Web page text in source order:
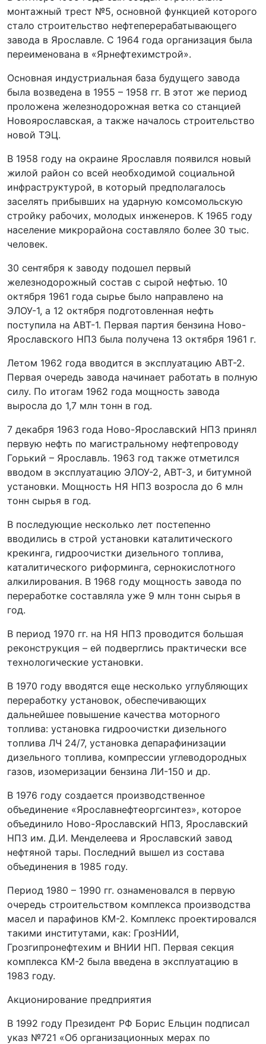
монтажный трест №5, основной функцией которого
стало строительство нефтеперерабатывающего
завода в Ярославле. С 1964 года организация была
переименована в «Ярнефтехимстрой».
Основная индустриальная база будущего завода
была возведена в 1955 – 1958 гг. В этот же период
проложена железнодорожная ветка со станцией
Новоярославская, а также началось строительство
новой ТЭЦ.
В 1958 году на окраине Ярославля появился новый
жилой район со всей необходимой социальной
инфраструктурой, в который предполагалось
заселять прибывших на ударную комсомольскую
стройку рабочих, молодых инженеров. К 1965 году
население микрорайона составляло более 30 тыс.
человек.
30 сентября к заводу подошел первый
железнодорожный состав с сырой нефтью. 10
октября 1961 года сырье было направлено на
ЭЛОУ-1, а 12 октября подготовленная нефть
поступила на АВТ-1. Первая партия бензина Ново-
Ярославского НПЗ была получена 13 октября 1961 г.
Летом 1962 года вводится в эксплуатацию АВТ-2.
Первая очередь завода начинает работать в полную
силу. По итогам 1962 года мощность завода
выросла до 1,7 млн тонн в год.
7 декабря 1963 года Ново-Ярославский НПЗ принял
первую нефть по магистральному нефтепроводу
Горький – Ярославль. 1963 год также отметился
вводом в эксплуатацию ЭЛОУ-2, АВТ-3, и битумной
установки. Мощность НЯ НПЗ возросла до 6 млн
тонн сырья в год.
В последующие несколько лет постепенно
вводились в строй установки каталитического
крекинга, гидроочистки дизельного топлива,
каталитического риформинга, сернокислотного
алкилирования. В 1968 году мощность завода по
переработке составляла уже 9 млн тонн сырья в
год.
В период 1970 гг. на НЯ НПЗ проводится большая
реконструкция – ей подверглись практически все
технологические установки.
В 1970 году вводятся еще несколько углубляющих
переработку установок, обеспечивающих
дальнейшее повышение качества моторного
топлива: установка гидроочистки дизельного
топлива ЛЧ 24/7, установка депарафинизации
дизельного топлива, компрессии углеводородных
газов, изомеризации бензина ЛИ-150 и др.
В 1976 году создается производственное
объединение «Ярославнефтеоргсинтез», которое
объединило Ново-Ярославский НПЗ, Ярославский
НПЗ им. Д.И. Менделеева и Ярославский завод
нефтяной тары. Последний вышел из состава
объединения в 1985 году.
Период 1980 – 1990 гг. ознаменовался в первую
очередь строительством комплекса производства
масел и парафинов КМ-2. Комплекс проектировался
такими институтами, как: ГрозНИИ,
Грозгипронефтехим и ВНИИ НП. Первая секция
комплекса КМ-2 была введена в эксплуатацию в
1983 году.
Акционирование предприятия
В 1992 году Президент РФ Борис Ельцин подписал
указ №721 «Об организационных мерах по